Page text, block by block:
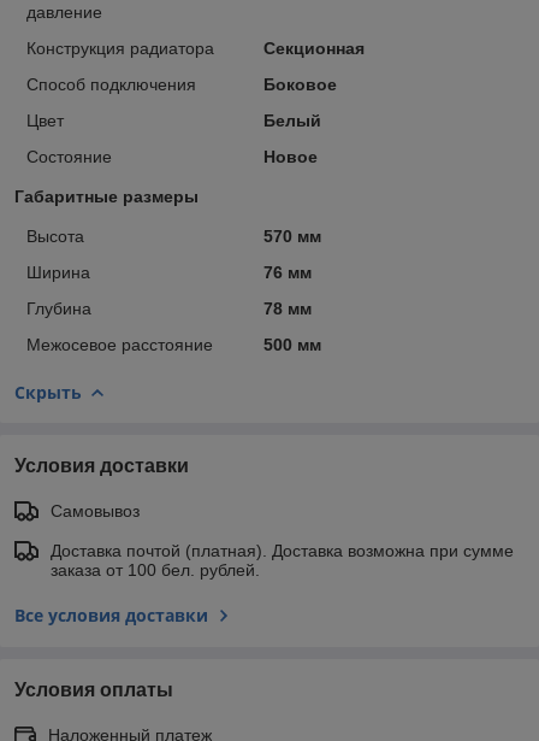
давление
Конструкция радиатора
Секционная
Способ подключения
Боковое
Цвет
Белый
Состояние
Новое
Габаритные размеры
Высота
570 мм
Ширина
76 мм
Глубина
78 мм
Межосевое расстояние
500 мм
Скрыть
Условия доставки
Самовывоз
Доставка почтой (платная). Доставка возможна при сумме
заказа от 100 бел. рублей.
Все условия доставки
Условия оплаты
Наложенный платеж